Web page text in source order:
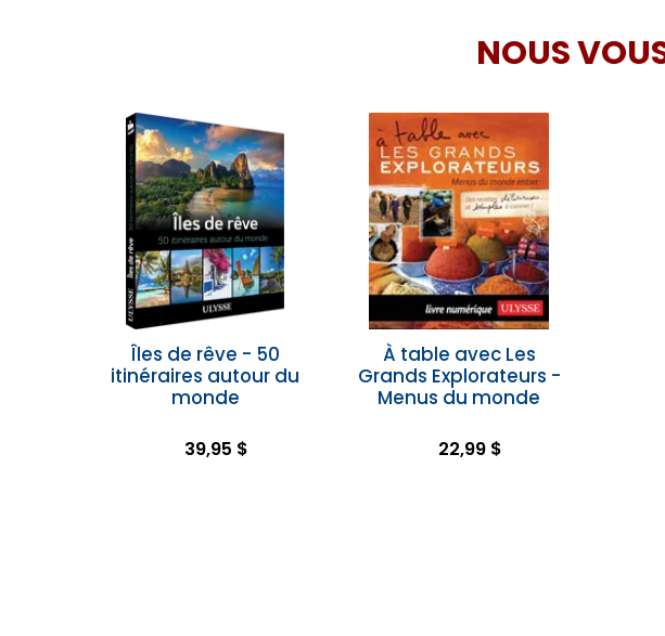
NOUS
Îles de rêve - 50
itinéraires autour du
monde
39,95 $
À table avec Les
Grands Explorateurs -
Menus du monde
22,99 $